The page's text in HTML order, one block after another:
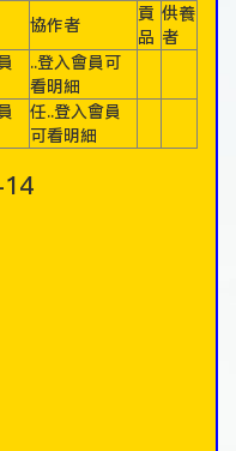
協作者
貢
品
供養
者
..登入會員可
看明細
任..登入會員
可看明細